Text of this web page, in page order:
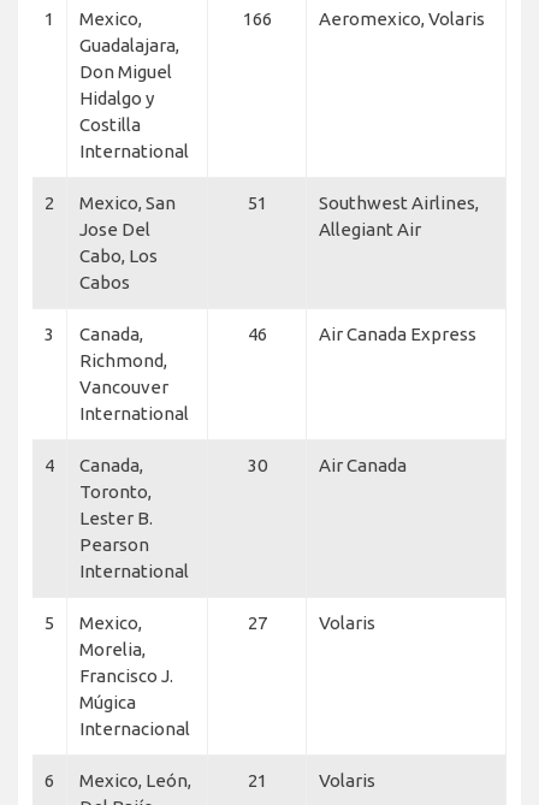
1
Mexico,
Guadalajara,
Don Miguel
Hidalgo y
Costilla
International
166 Aeromexico, Volaris
2
Mexico, San
Jose Del
Cabo, Los
Cabos
51
Southwest Airlines,
Allegiant Air
3
Canada,
Richmond,
Vancouver
International
46 Air Canada Express
4
Canada,
Toronto,
Lester B.
Pearson
International
30 Air Canada
5
Mexico,
Morelia,
Francisco J.
Múgica
Internacional
27 Volaris
6
Mexico, León,
21 Volaris